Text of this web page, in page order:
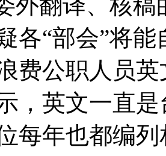
各“部会”将
费公职人员
，英文一直
每年也都编